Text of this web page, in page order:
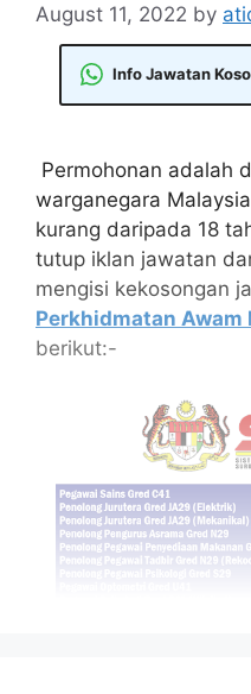
August 11, 2022 by
Info Jawatan
Permohonan adalah
warganegara
kurang daripada 18
tutup iklan jawatan
mengisi kekosongan
Perkhidmatan Awam
berikut:-